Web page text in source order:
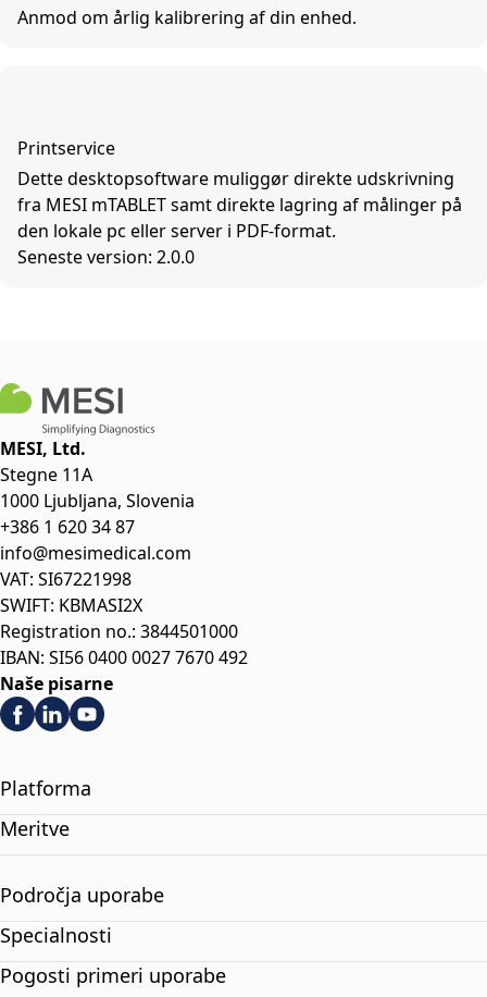
Anmod om årlig kalibrering af din enhed.
Printservice
Dette desktopsoftware muliggør direkte udskrivning
fra MESI mTABLET samt direkte lagring af målinger på
den lokale pc eller server i PDF-format.
Seneste version: 2.0.0
MESI, Ltd.
Stegne 11A
1000 Ljubljana, Slovenia
+386 1 620 34 87
info@mesimedical.com
VAT: SI67221998
SWIFT: KBMASI2X
Registration no.: 3844501000
IBAN: SI56 0400 0027 7670 492
Naše pisarne
Platforma
Meritve
Področja uporabe
Specialnosti
Pogosti primeri uporabe